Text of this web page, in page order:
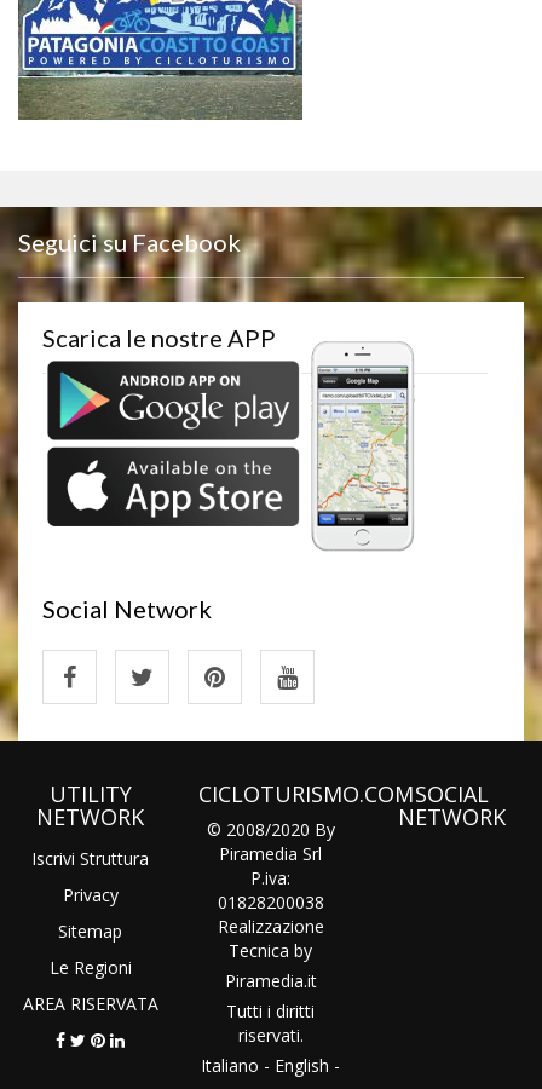
Seguici su Facebook
Scarica le nostre APP
Social Network
UTILITY
NETWORK
Iscrivi Struttura
Privacy
Sitemap
Le Regioni
AREA RISERVATA
CICLOTURISMO.COM
© 2008/2020 By
Piramedia Srl
P.iva:
01828200038
Realizzazione
Tecnica by
Piramedia.it
Tutti i diritti
riservati.
Italiano - English -
SOCIAL
NETWORK